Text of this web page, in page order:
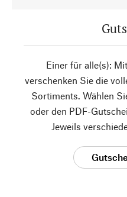
Einer für alle(s):
verschenken Sie die
Sortiments. Wählen
oder den PDF-
Jeweils